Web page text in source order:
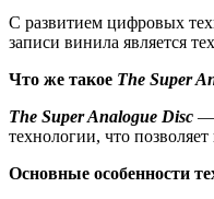
С развитием цифровых
записи винила является
Что же такое The Super
The Super Analogue Disc —
технологии, что
Основные особенности